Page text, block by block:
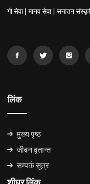
गौ सेवा| मानव सेवा| सनातन
लिंक
मुख्य पृष्ठ
जीवन वृतान्त
सम्पर्क सूत्र